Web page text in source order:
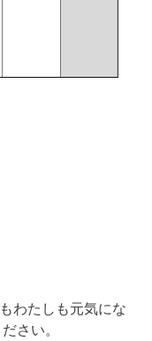
わたしも元気にな
さい。